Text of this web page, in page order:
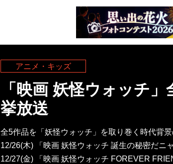
アニメ・キッズ
「映画 妖怪ウォッチ
挙放送
全5作品を「妖怪ウォッチ」を取り巻く時代背景
12/26(木) 「映画 妖怪ウォッチ 誕生の秘密だニャ
12/27(金) 「映画 妖怪ウォッチ FOREVER